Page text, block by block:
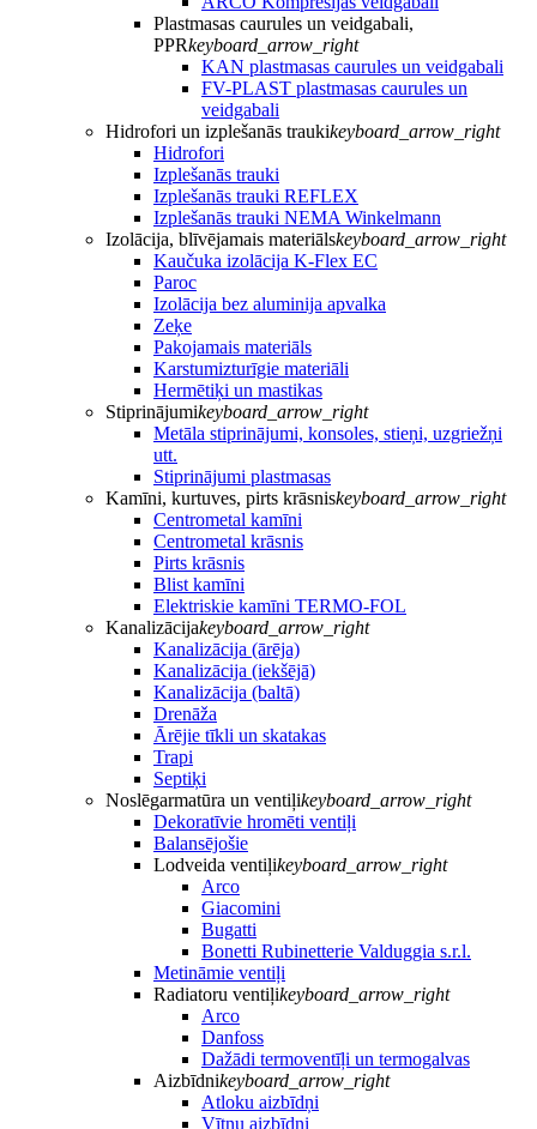
Plastmasas caurules un veidgabali,
PPRkeyboard_arrow_right
KAN plastmasas caurules un veidgabali
FV-PLAST plastmasas caurules un
veidgabali
Hidrofori un izplešanās traukikeyboard_arrow_right
Hidrofori
Izplešanās trauki
Izplešanās trauki REFLEX
Izplešanās trauki NEMA Winkelmann
Izolācija, blīvējamais materiālskeyboard_arrow_right
Kaučuka izolācija K-Flex EC
Paroc
Izolācija bez aluminija apvalka
Zeķe
Pakojamais materiāls
Karstumizturīgie materiāli
Hermētiķi un mastikas
Stiprinājumikeyboard_arrow_right
Metāla stiprinājumi, konsoles, stieņi, uzgriežņi
utt.
Stiprinājumi plastmasas
Kamīni, kurtuves, pirts krāsniskeyboard_arrow_right
Centrometal kamīni
Centrometal krāsnis
Pirts krāsnis
Blist kamīni
Elektriskie kamīni TERMO-FOL
Kanalizācijakeyboard_arrow_right
Kanalizācija (ārēja)
Kanalizācija (iekšējā)
Kanalizācija (baltā)
Drenāža
Ārējie tīkli un skatakas
Trapi
Septiķi
Noslēgarmatūra un ventiļikeyboard_arrow_right
Dekoratīvie hromēti ventiļi
Balansējošie
Lodveida ventiļikeyboard_arrow_right
Arco
Giacomini
Bugatti
Bonetti Rubinetterie Valduggia s.r.l.
Metināmie ventiļi
Radiatoru ventiļikeyboard_arrow_right
Arco
Danfoss
Dažādi termoventīļi un termogalvas
Aizbīdnikeyboard_arrow_right
Atloku aizbīdņi
Vītņu aizbīdņi